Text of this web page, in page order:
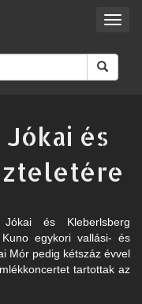
és
és Kleberlsberg
egykori vallási- és
Mór pedig kétszáz évvel
tartottak az